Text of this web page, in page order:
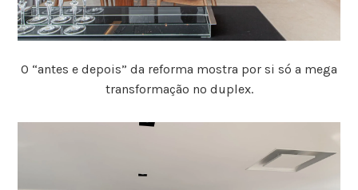
O “antes e depois” da reforma mostra por si só a mega
transformação no duplex.